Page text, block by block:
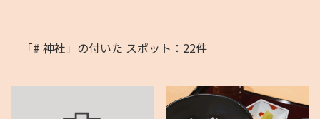
「# 神社」の付いた スポット：22件